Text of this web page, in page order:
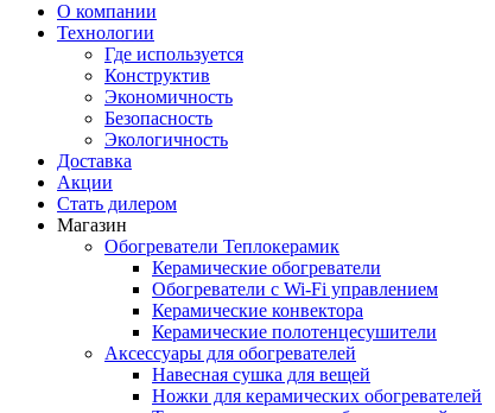
О компании
Технологии
Где используется
Конструктив
Экономичность
Безопасность
Экологичность
Доставка
Акции
Стать дилером
Магазин
Обогреватели Теплокерамик
Керамические обогреватели
Обогреватели с Wi-Fi управлением
Керамические конвектора
Керамические полотенцесушители
Аксессуары для обогревателей
Навесная сушка для вещей
Ножки для керамических обогревателей